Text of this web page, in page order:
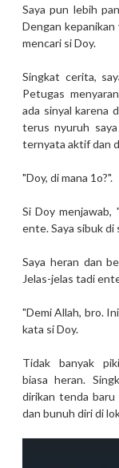
Saya pun lebih
Dengan
mencari si Doy.
Singkat cerita,
Petugas
ada sinyal karena
terus nyuruh
ternyata aktif dan
"Doy, di mana 1o?".
Si Doy menjawab,
ente. Saya sibuk di
Saya heran dan
Jelas-jelas tadi
"Demi Allah, bro.
kata si Doy.
Tidak banyak
biasa heran.
dirikan tenda
dan bunuh diri di